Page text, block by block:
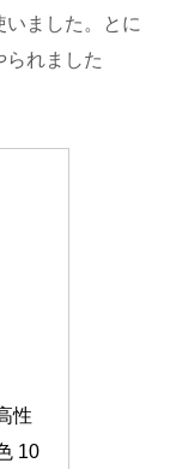
いました。とに
られました
性
10